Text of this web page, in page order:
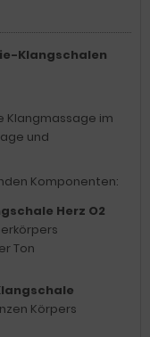
Klangschalen
Klangmassage im
und
Komponenten:
Herz O2
Ton
Körpers